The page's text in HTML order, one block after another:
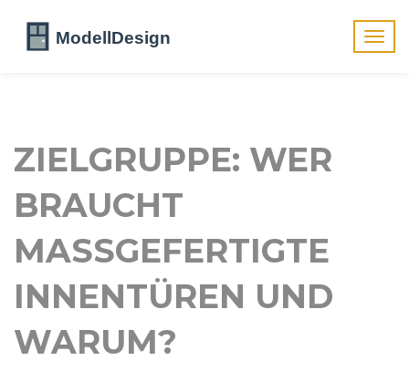
ZIELGRUPPE: WER
BRAUCHT
MASSGEFERTIGTE I
NNENTÜREN UND W
ARUM?